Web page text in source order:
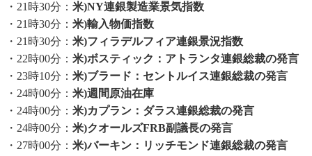
・21時30分： 米)NY連銀製造業景気指数
・21時30分： 米)輸入物価指数
・21時30分： 米)フィラデルフィア連銀景況指数
・22時00分： 米)ボスティック：アトランタ連銀総裁の発言
・23時10分： 米)ブラード：セントルイス連銀総裁の発言
・24時00分： 米)週間原油在庫
・24時00分： 米)カプラン：ダラス連銀総裁の発言
・24時00分： 米)クオールズFRB副議長の発言
・27時00分： 米)バーキン：リッチモンド連銀総裁の発言